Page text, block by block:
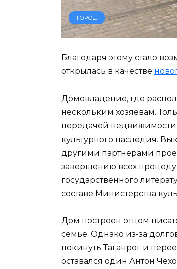
ГОРОД
Благодаря этому стало
открылась в качестве
Домовладение, где
нескольким хозяевам.
передачей недвижимости
культурного наследия.
другими партнерами
завершению всех
государственного
составе Министерства
Дом построен отцом
семье. Однако из-за
покинуть Таганрог и
оставался один Антон